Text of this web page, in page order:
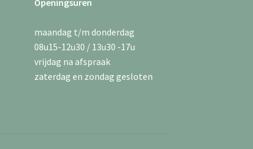
Openingsuren
maandag t/m donderdag
08u15-12u30 / 13u30 -17u
vrijdag na afspraak
zaterdag en zondag gesloten